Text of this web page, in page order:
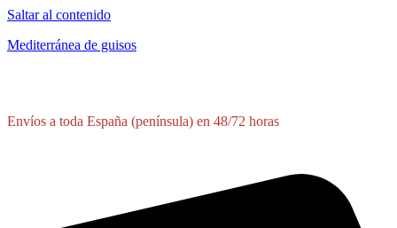
Saltar al contenido
Mediterránea de guisos
Envíos a toda España (península) en 48/72 horas